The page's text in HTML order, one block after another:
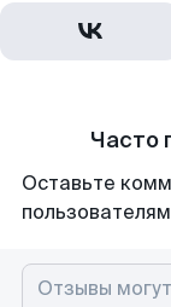
Часто
Оставьте